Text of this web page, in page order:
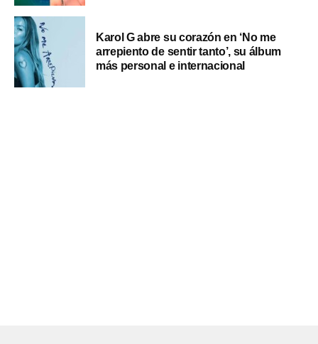
Karol G abre su corazón en ‘No me
arrepiento de sentir tanto’, su álbum
más personal e internacional